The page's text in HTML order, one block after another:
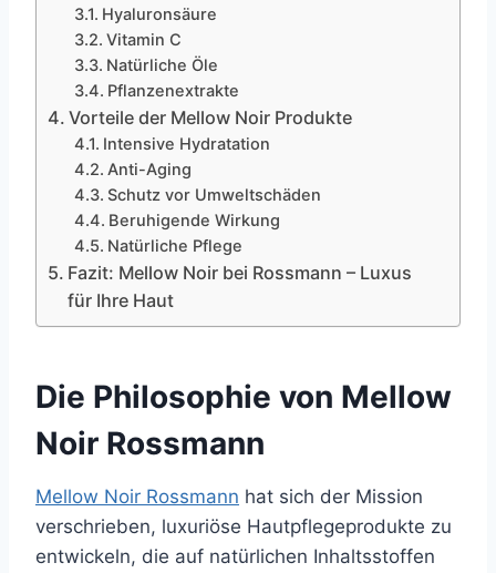
Hyaluronsäure
Vitamin C
Natürliche Öle
Pflanzenextrakte
Vorteile der Mellow Noir Produkte
Intensive Hydratation
Anti-Aging
Schutz vor Umweltschäden
Beruhigende Wirkung
Natürliche Pflege
Fazit: Mellow Noir bei Rossmann – Luxus
für Ihre Haut
Die Philosophie von Mellow
Noir Rossmann
Mellow Noir Rossmann hat sich der Mission
verschrieben, luxuriöse Hautpflegeprodukte zu
entwickeln, die auf natürlichen Inhaltsstoffen